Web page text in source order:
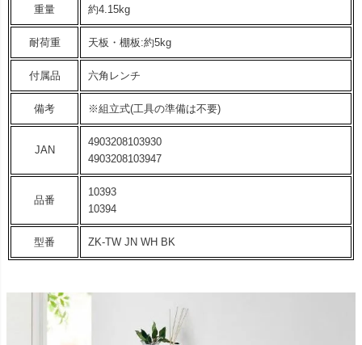
重量 約4.15kg
耐荷重 天板・棚板:約5kg
付属品 六角レンチ
備考 ※組立式(工具の準備は不要)
JAN
4903208103930
4903208103947
品番
10393
10394
型番 ZK-TW JN WH BK